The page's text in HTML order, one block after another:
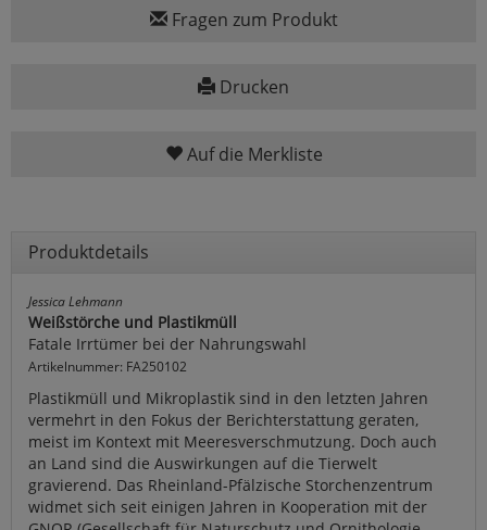
Fragen zum Produkt
Drucken
Auf die Merkliste
Produktdetails
Jessica Lehmann
Weißstörche und Plastikmüll
Fatale Irrtümer bei der Nahrungswahl
Artikelnummer: FA250102
Plastikmüll und Mikroplastik sind in den letzten Jahren
vermehrt in den Fokus der Berichterstattung geraten,
meist im Kontext mit Meeresverschmutzung. Doch auch
an Land sind die Auswirkungen auf die Tierwelt
gravierend. Das Rheinland-Pfälzische Storchenzentrum
widmet sich seit einigen Jahren in Kooperation mit der